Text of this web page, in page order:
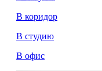
В коридор
В студию
В офис